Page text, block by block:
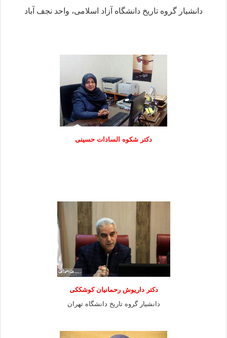
دانشیار گروه تاریخ دانشگاه آزاد اسلامی، واحد نجف آباد
دكتر شكوه السادات حسينی
دکتر داریوش رحمانیان کوشککی
دانشیار گروه تاریخ دانشگاه تهران